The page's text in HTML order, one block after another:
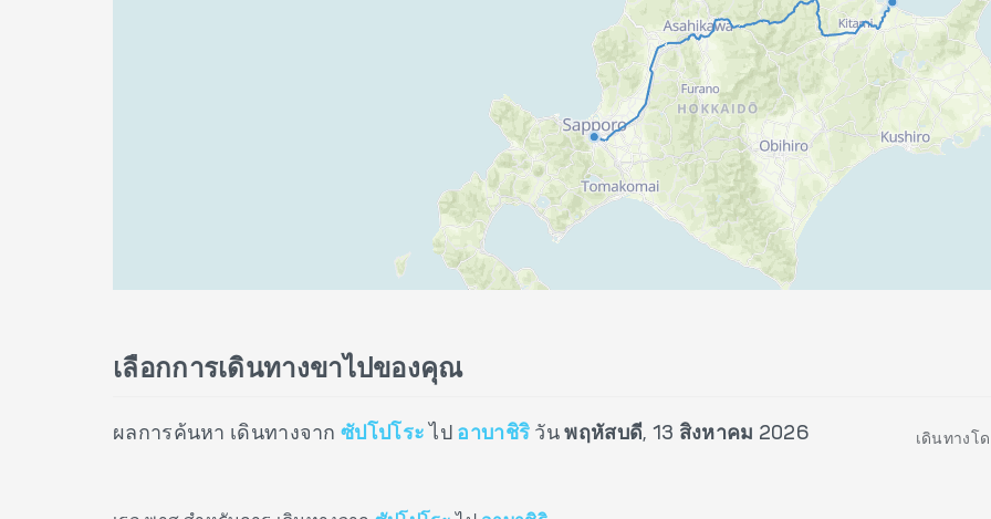
เลือกการเดินทางขาไปของคุณ
ผลการค้นหา เดินทางจาก ซัปโปโระ ไป อาบาชิริ วันพฤหัสบดี, 13 สิงหาคม 2026 เดินทางโ